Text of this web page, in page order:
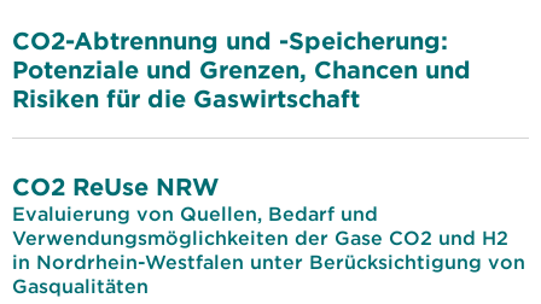
CO2-Abtrennung und -Speicherung:
Potenziale und Grenzen, Chancen und
Risiken für die Gaswirtschaft
CO2 ReUse NRW
Evaluierung von Quellen, Bedarf und
Verwendungsmöglichkeiten der Gase CO2 und H2
in Nordrhein-Westfalen unter Berücksichtigung von
Gasqualitäten